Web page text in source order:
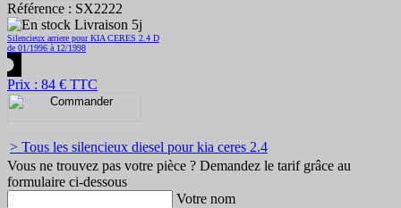
Référence : SX2222
Livraison 5j
Silencieux arriere pour KIA CERES 2.4 D
de 01/1996 à 12/1998
Prix : 84 € TTC
> Tous les silencieux diesel pour kia ceres 2.4
Vous ne trouvez pas votre pièce ? Demandez le tarif grâce au
formulaire ci-dessous
Votre nom